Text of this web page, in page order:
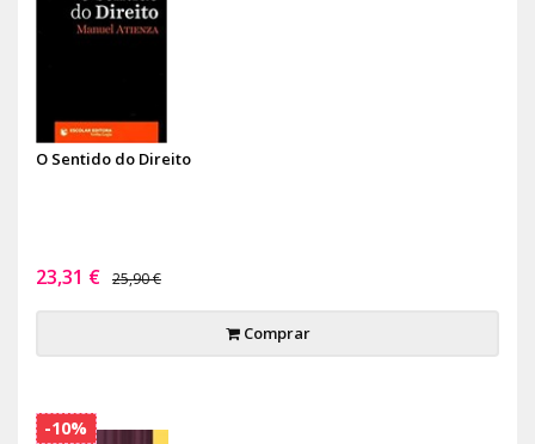
O Sentido do Direito
23,31 € 25,90 €
Comprar
-10%